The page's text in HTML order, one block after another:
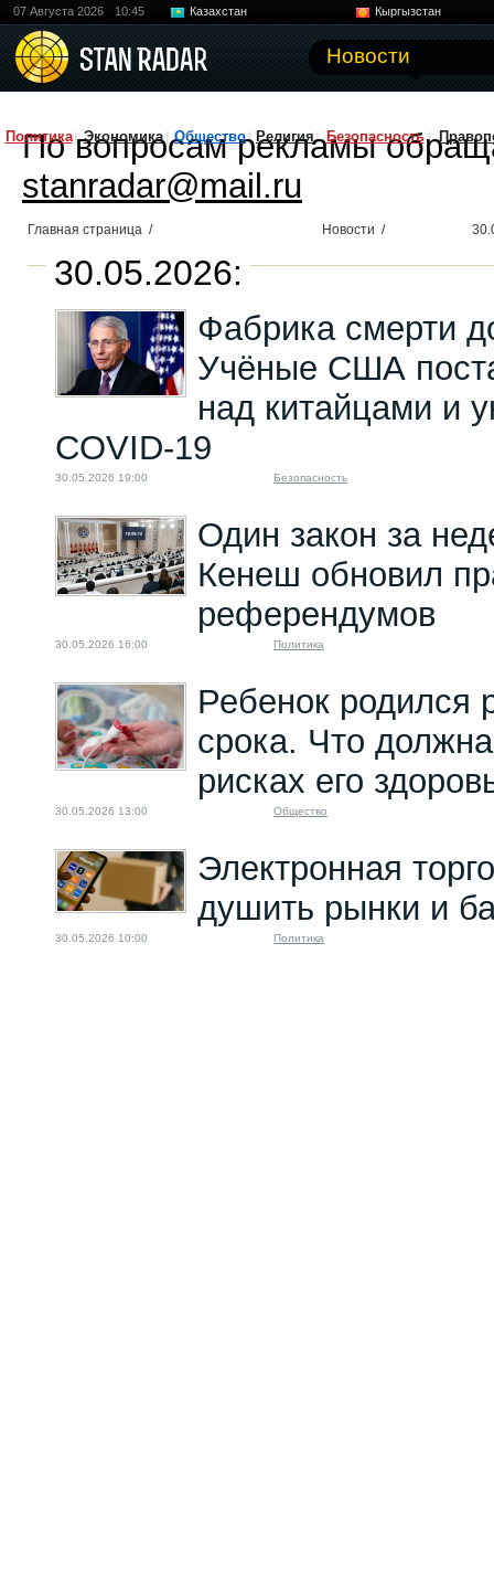
07 Августа 2026 10:45 Казахстан
Кыргызстан
Новости
Политика Экономика Общество Религия Безопасность
По вопросам рекламы
stanradar@mail.ru
Главная страница / Новости /
30.05.2026:
Фабрика смерти
Учёные США
над китайцами и
COVID-19
30.05.2026 19:00 Безопасность
Один закон за
Кенеш обновил
референдумов
30.05.2026 16:00 Политика
Ребенок родился
срока. Что
рисках его
30.05.2026 13:00 Общество
Электронная
душить рынки и
30.05.2026 10:00 Политика